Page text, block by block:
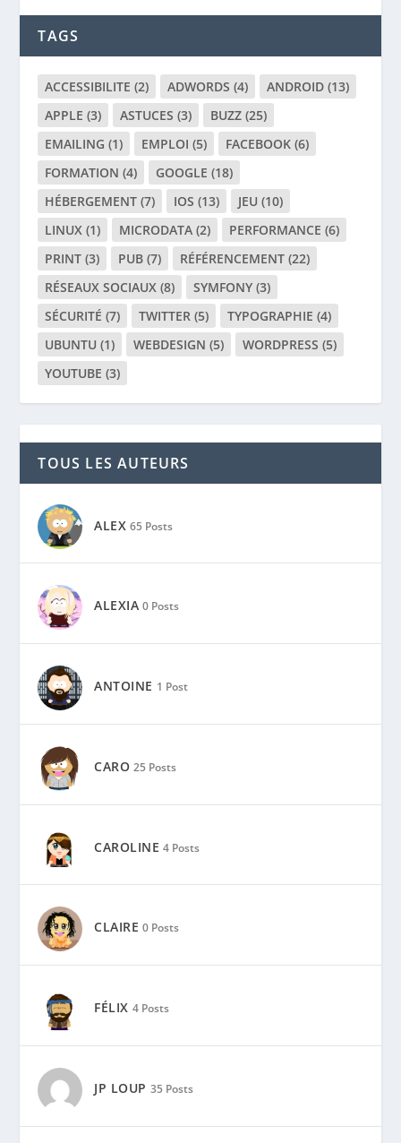
TAGS
ACCESSIBILITE (2) ADWORDS (4) ANDROID (13)
APPLE (3) ASTUCES (3) BUZZ (25)
EMAILING (1) EMPLOI (5) FACEBOOK (6)
FORMATION (4) GOOGLE (18)
HÉBERGEMENT (7) IOS (13) JEU (10)
LINUX (1) MICRODATA (2) PERFORMANCE (6)
PRINT (3) PUB (7) RÉFÉRENCEMENT (22)
RÉSEAUX SOCIAUX (8) SYMFONY (3)
SÉCURITÉ (7) TWITTER (5) TYPOGRAPHIE (4)
UBUNTU (1) WEBDESIGN (5) WORDPRESS (5)
YOUTUBE (3)
TOUS LES AUTEURS
ALEX 65 Posts
ALEXIA 0 Posts
ANTOINE 1 Post
CARO 25 Posts
CAROLINE 4 Posts
CLAIRE 0 Posts
FÉLIX 4 Posts
JP LOUP 35 Posts